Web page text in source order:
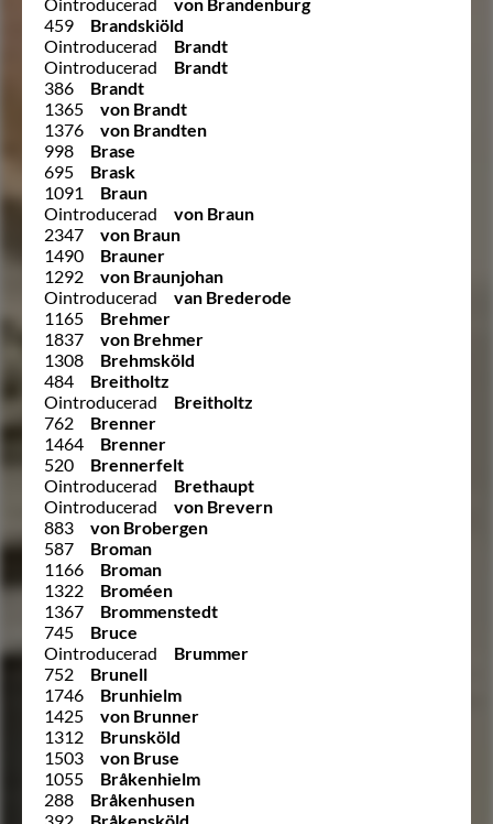
459
Brandskiöld
Ointroducerad
Brandt
Ointroducerad
Brandt
386
Brandt
1365
von Brandt
1376
von Brandten
998
Brase
695
Brask
1091
Braun
Ointroducerad
von Braun
2347
von Braun
1490
Brauner
1292
von Braunjohan
Ointroducerad
van Brederode
1165
Brehmer
1837
von Brehmer
1308
Brehmsköld
484
Breitholtz
Ointroducerad
Breitholtz
762
Brenner
1464
Brenner
520
Brennerfelt
Ointroducerad
Brethaupt
Ointroducerad
von Brevern
883
von Brobergen
587
Broman
1166
Broman
1322
Broméen
1367
Brommenstedt
745
Bruce
Ointroducerad
Brummer
752
Brunell
1746
Brunhielm
1425
von Brunner
1312
Brunsköld
1503
von Bruse
1055
Bråkenhielm
288
Bråkenhusen
392
Bråkensköld